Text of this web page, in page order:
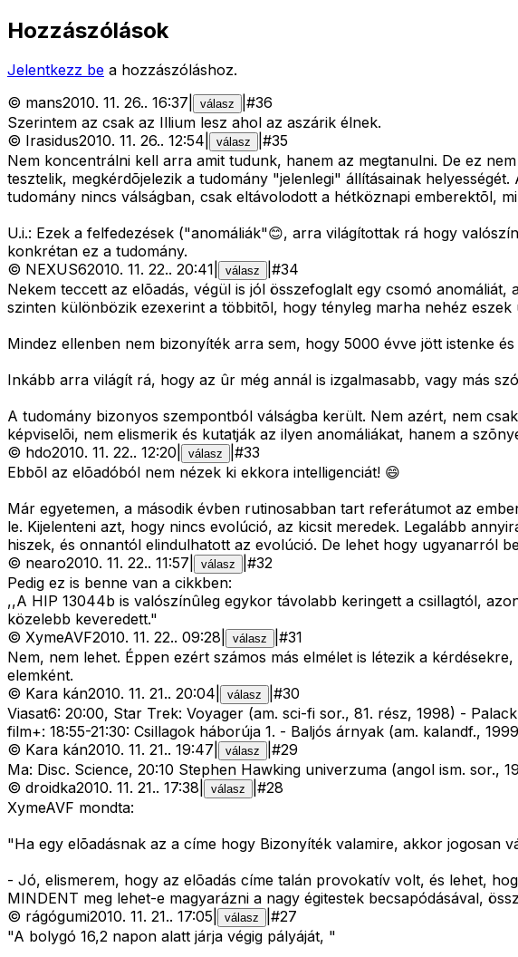
Hozzászólások
Jelentkezz be a hozzászóláshoz.
© mans2010. 11. 26.. 16:37 válasz #36
Szerintem az csak az Illium lesz ahol az aszárik élnek.
© Irasidus2010. 11. 26.. 12:54 válasz #35
Nem koncentrálni kell arra amit tudunk, hanem az megtanulni. De ez
tesztelik, megkérdõjelezik a tudomány "jelenlegi" állításainak
tudomány nincs válságban, csak eltávolodott a hétköznapi emberektõl,
U.i.: Ezek a felfedezések ("anomáliák"😊, arra világítottak rá hogy
konkrétan ez a tudomány.
© NEXUS62010. 11. 22.. 20:41 válasz #34
Nekem teccett az elõadás, végül is jól összefoglalt egy csomó
szinten különbözik ezexerint a többitõl, hogy tényleg marha nehéz
Mindez ellenben nem bizonyíték arra sem, hogy 5000 évve jött istenke
Inkább arra világít rá, hogy az ûr még annál is izgalmasabb, vagy más
A tudomány bizonyos szempontból válságba került. Nem azért, nem
képviselõi, nem elismerik és kutatják az ilyen anomáliákat, hanem a
© hdo2010. 11. 22.. 12:20 válasz #33
Ebbõl az elõadóból nem nézek ki ekkora intelligenciát! 😄
Már egyetemen, a második évben rutinosabban tart referátumot az
le. Kijelenteni azt, hogy nincs evolúció, az kicsit meredek. Legalább
hiszek, és onnantól elindulhatott az evolúció. De lehet hogy ugyanarról
© nearo2010. 11. 22.. 11:57 válasz #32
Pedig ez is benne van a cikkben:
,,A HIP 13044b is valószínûleg egykor távolabb keringett a csillagtól,
közelebb keveredett."
© XymeAVF2010. 11. 22.. 09:28 válasz #31
Nem, nem lehet. Éppen ezért számos más elmélet is létezik a
elemként.
© Kara kán2010. 11. 21.. 20:04 válasz #30
Viasat6: 20:00, Star Trek: Voyager (am. sci-fi sor., 81. rész, 1998) -
film+: 18:55-21:30: Csillagok háborúja 1. - Baljós árnyak (am. kalandf.,
© Kara kán2010. 11. 21.. 19:47 válasz #29
Ma: Disc. Science, 20:10 Stephen Hawking univerzuma (angol ism. sor.,
© droidka2010. 11. 21.. 17:38 válasz #28
XymeAVF mondta:
"Ha egy elõadásnak az a címe hogy Bizonyíték valamire, akkor jogosan
- Jó, elismerem, hogy az elõadás címe talán provokatív volt, és lehet,
MINDENT meg lehet-e magyarázni a nagy égitestek becsapódásával,
© rágógumi2010. 11. 21.. 17:05 válasz #27
"A bolygó 16,2 napon alatt járja végig pályáját, "